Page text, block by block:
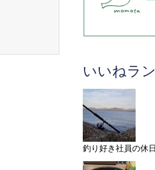
いいねラ
釣り好き社員の休